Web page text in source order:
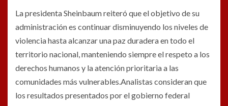
La presidenta Sheinbaum reiteró que el objetivo de su
administración es continuar disminuyendo los niveles de
violencia hasta alcanzar una paz duradera en todo el
territorio nacional, manteniendo siempre el respeto a los
derechos humanos y la atención prioritaria a las
comunidades más vulnerables.Analistas consideran que
los resultados presentados por el gobierno federal